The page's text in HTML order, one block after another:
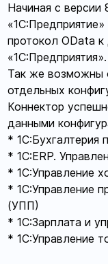
Начиная с версии
протокол OData
«1С:Предприятия».
Так же возможны
отдельных
Коннектор
данными
* 1С:Бухгалтерия
* 1С:ERP.
* 1С:Управление
* 1С:Управление
(УПП)
* 1С:Зарплата и
* 1С:Управление